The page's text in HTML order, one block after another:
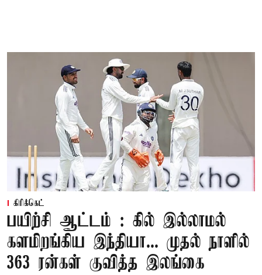
கிரிக்கெட்
பயிற்சி ஆட்டம் : கில் இல்லாமல்
களமிறங்கிய இந்தியா... முதல் நாளில்
363 ரன்கள் குவித்த இலங்கை